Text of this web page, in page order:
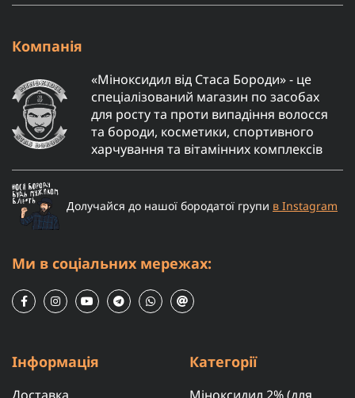
Компанія
«Міноксидил від Стаса Бороди» - це
спеціалізований магазин по засобах
для росту та проти випадіння волосся
та бороди, косметики, спортивного
харчування та вітамінних комплексів
Долучайся до нашої бородатої групи в Instagram
Ми в соціальних мережах:
Інформація Категорії